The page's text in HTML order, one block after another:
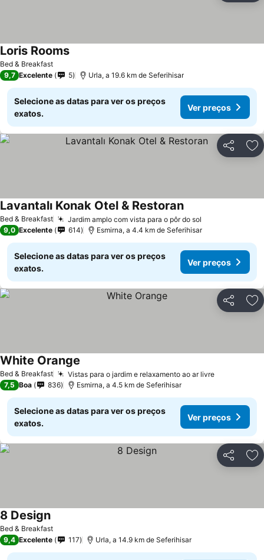
Bed & Breakfast
Loris RoomsVer preços
9,7 Excelente 5 Urla, a 19.6 km de Seferihisar
Selecione as datas para ver os preços
exatos.
Ver preços
Partilhar
Bed & Breakfast Jardim amplo com vista para o pôr do sol
Lavantalı Konak Otel & RestoranVer preços
9,0 Excelente 614 Esmirna, a 4.4 km de Seferihisar
Selecione as datas para ver os preços
exatos.
Ver preços
Partilhar
Bed & Breakfast Vistas para o jardim e relaxamento ao ar livreVer preços
White Orange
7,5 Boa 836 Esmirna, a 4.5 km de Seferihisar
Selecione as datas para ver os preços
exatos.
Ver preços
Partilhar
Bed & Breakfast
8 DesignVer preços
9,4 Excelente 117 Urla, a 14.9 km de Seferihisar